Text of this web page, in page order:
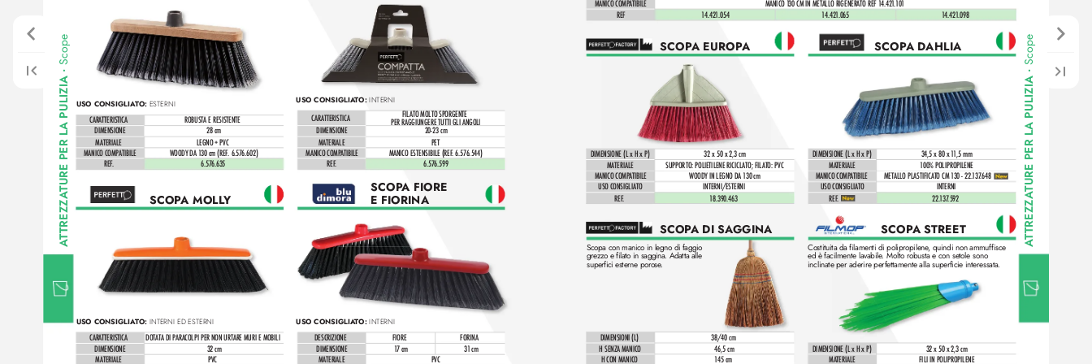
SCOPA MOLLY
USO CONSIGLIATO: ESTERNI
USO CONSIGLIATO: INTERNI ED ESTERNI
USO CONSIGLIATO: INTERNI
USO CONSIGLIATO: INTERNI
CARATTERISTICA FILATO MOLTO SPORGENTE
PER RAGGIUNGERE TUTTI GLI ANGOLI
DIMENSIONE
20-23 cm
MATERIALE
PET
MANICO COMPATIBILE MANICO ESTENSIBILE (REF. 6.576.544)
REF. 6.576.599
DESCRIZIONE FIORE FORINA
DIMENSIONE
17 cm
31 cm
MATERIALE
PVC
CARATTERISTICA
ROBUSTA E RESISTENTE
DIMENSIONE
28 cm
MATERIALE
LEGNO + PVC
MANICO COMPATIBILE WOODY DA 130 cm (REF. 6.576.602)
REF. 6.576.635
CARATTERISTICA DOTATA DI PARACOLPI PER NON URTARE MURI E MOBILI
DIMENSIONE
32 cm
MATERIALE
PVC
SCOPA FIORE
E FIORINA
A
T
TREZZA
TURE PER L
A PULIZIA
•
Scope
A
T
TREZZA
TURE PER L
A PULIZIA
•
Scope
DIMENSIONI (L)
38/40 cm
H SENZA MANICO
46,5 cm
H CON MANICO
145 cm
MANICO COMPATIBILE MANICO 130 CM IN METALLO RIGENERATO REF 14.421 101
REF
14.421.054 14.421.065 14.421.098
SCOPA DI SAGGINA
SCOPA EUROPA SCOPA DAHLIA
SCOPA STREET
Costituita da filamenti di polipropilene, quindi non ammuffisce
ed è facilmente lavabile. Molto robusta e con setole sono
inclinate per aderire perfettamente alla superficie interessata.
Scopa con manico in legno di faggio
grezzo e filato in saggina. Adatta alle
superfici esterne porose.
DIMENSIONE (L x H x P)
32 x 50 x 2,3 cm
MATERIALE
SUPPORTO: POLIETILENE RICICLATO; FILATO: PVC
MANICO COMPATIBILE WOODY IN LEGNO DA 130 cm
USO CONSIGLIATO
INTERNI/ESTERNI
REF. 18.390.463
DIMENSIONE (L x H x P) 34,5 x 80 x 11,5 mm
MATERIALE
100% POLIPROPILENE
MANICO COMPATIBILE METALLO PLASTIFICATO CM 130 - 22.137.648
USO CONSIGLIATO
INTERNI
REF. 22.137.592
DIMENSIONE (L x H x P)
32 x 50 x 2,3 cm
MATERIALE
FILI IN POLIPROPILENE